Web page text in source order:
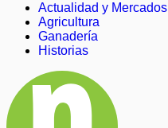
Actualidad y Mercados
Agricultura
Ganadería
Historias